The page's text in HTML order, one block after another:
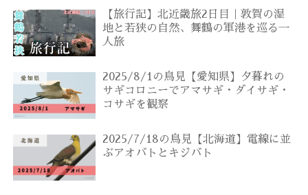
【旅行記】北近畿旅2日目｜敦賀の湿
地と若狭の自然、舞鶴の軍港を巡る一
人旅
2025/8/1の鳥見【愛知県】夕暮れの
サギコロニーでアマサギ・ダイサギ・
コサギを観察
2025/7/18の鳥見【北海道】電線に並
ぶアオバトとキジバト